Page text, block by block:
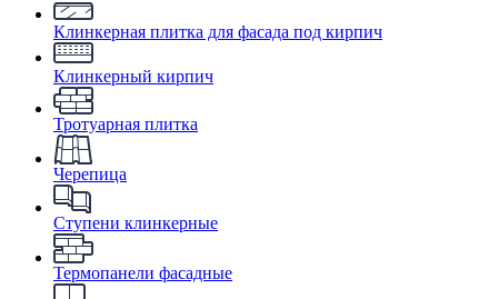
Клинкерная плитка для фасада под кирпич
Клинкерный кирпич
Тротуарная плитка
Черепица
Ступени клинкерные
Термопанели фасадные